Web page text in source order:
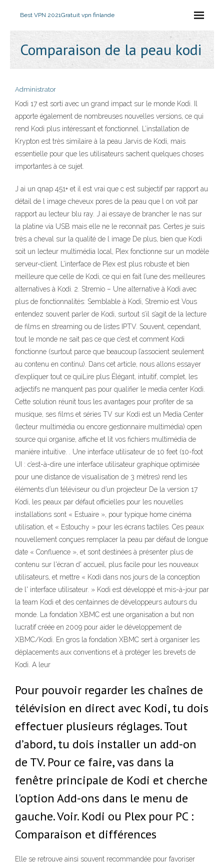
Best VPN 2021Gratuit vpn finlande
Comparaison de la peau kodi
Administrator
Kodi 17 est sorti avec un grand impact sur le monde Kodi. Il
apporte également de nombreuses nouvelles versions, ce qui
rend Kodi plus intéressant et fonctionnel. L’installation de
Krypton est très similaire à la peau Jarvis de Kodi, mais
essentielle pour que les utilisateurs sachent quelques choses
importantes à ce sujet.
J ai un qnap 451+ et il est vrai que c est subjectif par rapport au
détail de l image cheveux pores de la peau que l on voit par
rapport au lecteur blu ray. J ai essaye de brancher le nas sur
la platine via USB mais elle ne le reconnait pas. Certes je suis
très a cheval sur la qualité de l image De plus, bien que Kodi
soit un lecteur multimédia local, Plex fonctionne sur un modèle
serveur-client. L’interface de Plex est plus robuste et bien
meilleure que celle de Kodi, ce qui en fait l’une des meilleures
alternatives à Kodi. 2. Stremio – Une alternative à Kodi avec
plus de fonctionnalités: Semblable à Kodi, Stremio est Vous
entendez souvent parler de Kodi, surtout s’il s’agit de la lecture
de films en streaming ou de listes IPTV. Souvent, cependant,
tout le monde ne sait pas ce que c’est et comment Kodi
fonctionne (surtout parce que beaucoup l’associent seulement
au contenu en continu). Dans cet article, nous allons essayer
d’expliquer tout ce quiLire plus Élégant, intuitif, complet, les
adjectifs ne manquent pas pour qualifier le media center Kodi.
Cette solution réunit tous les avantages pour profiter de sa
musique, ses films et séries TV sur Kodi est un Media Center
(lecteur multimédia ou encore gestionnaire multimédia) open
source qui organise, affiche et lit vos fichiers multimédia de
manière intuitive. . Une interface utilisateur de 10 feet (10-foot
UI : c’est-à-dire une interface utilisateur graphique optimisée
pour une distance de visualisation de 3 mètres) rend les
éléments d’un téléviseur ou d’un projecteur De la version 17
Kodi, les peaux par défaut officielles pour les nouvelles
installations sont « Estuaire », pour typique home cinéma
utilisation, et « Estouchy » pour les écrans tactiles. Ces peaux
nouvellement conçues remplacer la peau par défaut de longue
date « Confluence », et sont destinées à présenter plus de
contenu sur l'écran d' accueil, plus facile pour les nouveaux
utilisateurs, et mettre « Kodi dans nos jours de la conception
de l' interface utilisateur. » Kodi est développé et mis-à-jour par
la team Kodi et des centainnes de développeurs autours du
monde. La fondation XBMC est une organisation a but non
lucratif créée en 2009 pour aider le développement de
XBMC/Kodi. En gros la fondation XBMC sert à organiser les
déplacements aux conventions et à protéger les brevets de
Kodi. A leur
Pour pouvoir regarder les chaînes de
télévision en direct avec Kodi, tu dois
effectuer plusieurs réglages. Tout
d’abord, tu dois installer un add-on
de TV. Pour ce faire, vas dans la
fenêtre principale de Kodi et cherche
l'option Add-ons dans le menu de
gauche. Voir. Kodi ou Plex pour PC :
Comparaison et différences
Elle se retrouve ainsi souvent recommandée pour favoriser